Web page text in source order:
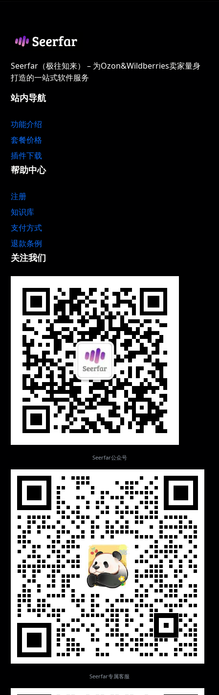
Seerfar（极往知来） – 为Ozon&Wildberries卖家量身
打造的一站式软件服务
站内导航
功能介绍
套餐价格
插件下载
帮助中心
注册
知识库
支付方式
退款条例
关注我们
Seerfar公众号
Seerfar专属客服